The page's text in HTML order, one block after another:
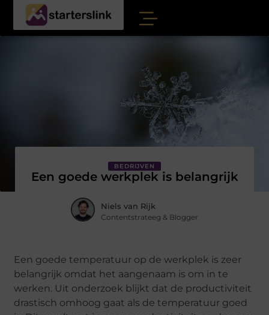
BEDRIJVEN
Een goede werkplek is belangrijk
Niels van Rijk
Contentstrateeg & Blogger
Een goede temperatuur op de werkplek is zeer
belangrijk omdat het aangenaam is om in te
werken. Uit onderzoek blijkt dat de productiviteit
drastisch omhoog gaat als de temperatuur goed